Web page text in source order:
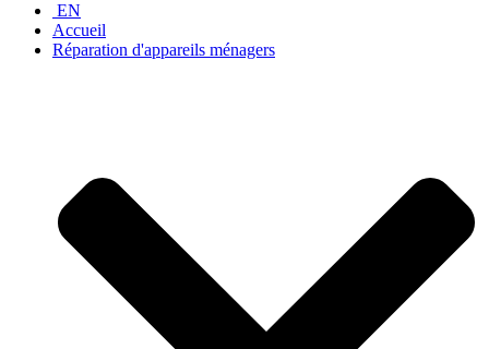
EN
Accueil
Réparation d'appareils ménagers